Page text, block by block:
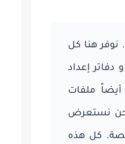
نوفر هنا كل
دفاتر إعداد
ملفات
نستعرض
كل هذه